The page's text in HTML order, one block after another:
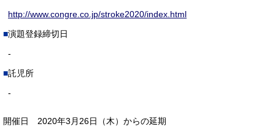
http://www.congre.co.jp/stroke2020/index.html
演題登録締切日
-
託児所
-
開催日 2020年3月26日（木）からの延期